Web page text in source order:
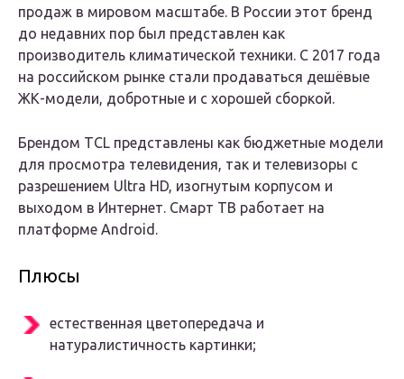
продаж в мировом масштабе. В России этот бренд
до недавних пор был представлен как
производитель климатической техники. С 2017 года
на российском рынке стали продаваться дешёвые
ЖК-модели, добротные и с хорошей сборкой.
Брендом TCL представлены как бюджетные модели
для просмотра телевидения, так и телевизоры с
разрешением Ultra HD, изогнутым корпусом и
выходом в Интернет. Смарт ТВ работает на
платформе Android.
Плюсы
естественная цветопередача и
натуралистичность картинки;